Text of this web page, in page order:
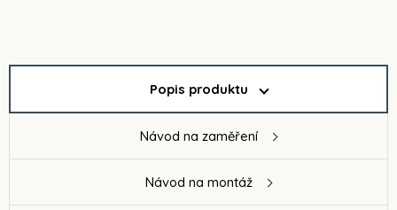
Popis produktu
Návod na zaměření
Návod na montáž